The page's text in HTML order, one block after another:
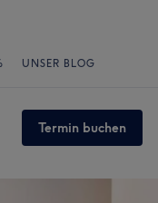
UNSER BLOG
Termin buchen